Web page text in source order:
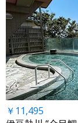
←
￥11,495